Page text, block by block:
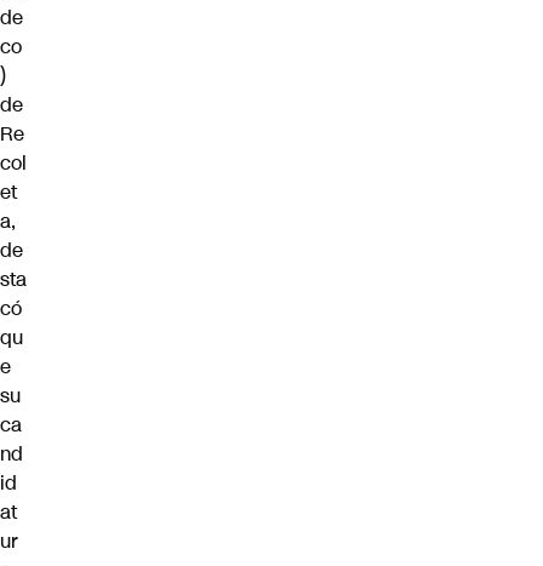
de
co
)
de
Re
col
et
a,
de
sta
có
qu
e
su
ca
nd
id
at
ur